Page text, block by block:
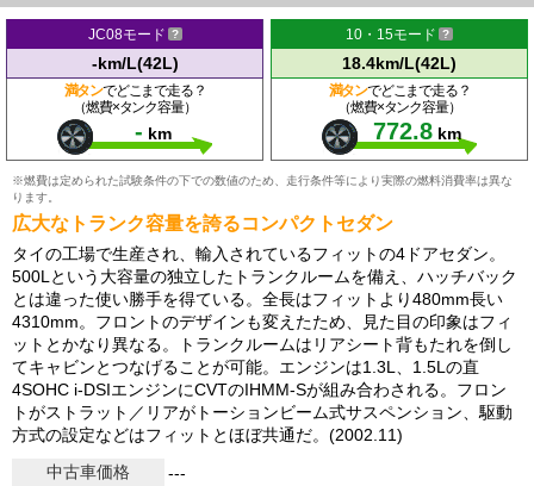
JC08モード
-km/L(42L)
満タンでどこまで走る？
（燃費×タンク容量）
- km
10・15モード
18.4km/L(42L)
満タンでどこまで走る？
（燃費×タンク容量）
772.8 km
※燃費は定められた試験条件の下での数値のため、走行条件等により実際の燃料消費率は異な
ります。
広大なトランク容量を誇るコンパクトセダン
タイの工場で生産され、輸入されているフィットの4ドアセダン。
500Lという大容量の独立したトランクルームを備え、ハッチバック
とは違った使い勝手を得ている。全長はフィットより480mm長い
4310mm。フロントのデザインも変えたため、見た目の印象はフィ
ットとかなり異なる。トランクルームはリアシート背もたれを倒し
てキャビンとつなげることが可能。エンジンは1.3L、1.5Lの直
4SOHC i-DSIエンジンにCVTのIHMM-Sが組み合わされる。フロン
トがストラット／リアがトーションビーム式サスペンション、駆動
方式の設定などはフィットとほぼ共通だ。(2002.11)
中古車価格
---